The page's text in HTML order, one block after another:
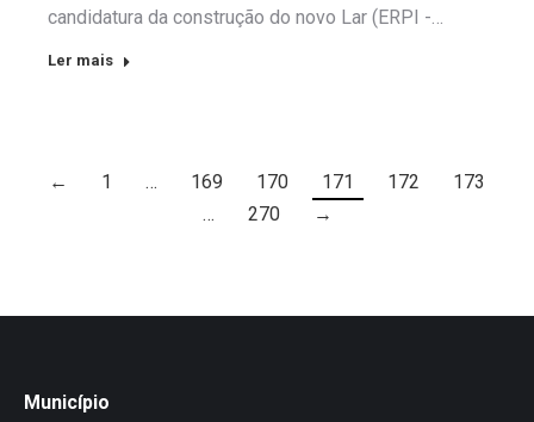
candidatura da construção do novo Lar (ERPI -…
Ler mais
← 1 … 169 170 171 172
173
…
270 →
Município